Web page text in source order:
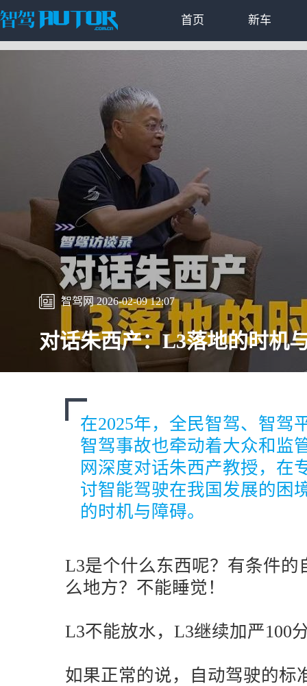
首页 新车
智驾网 2026-02-09 12:07
对话朱西产：L3落地的时机
在2025年，全民智驾、智驾
智驾事故也牵动着大众和监
网深度对话朱西产教授，在
讨智能驾驶在我国发展的困
的时机与障碍。
L3是个什么东西呢？有条件的
么地方？不能睡觉！
L3不能放水，L3继续加严100
如果正常的说，自动驾驶的标